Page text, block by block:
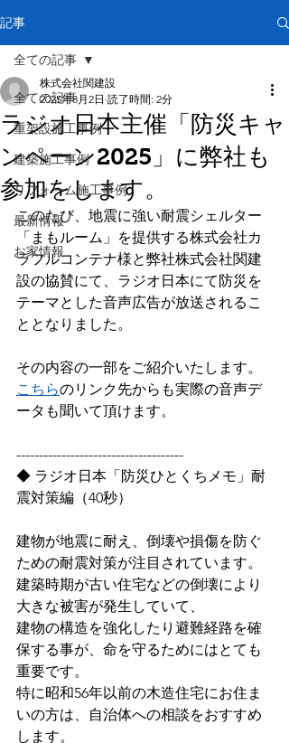
記事
全ての記事
重架設施工事例
建築施工事例
リフォーム施工事例
最新情報
お家情報
全ての記事
ラジオ日本主催「防災キャ
ンペーン2025」に弊社も
参加をします。
株式会社関建設
2025年8月2日 読了時間: 2分
このたび、地震に強い耐震シェルター
「まもルーム」を提供する株式会社カ
ラフルコンテナ様と弊社株式会社関建
設の協賛にて、ラジオ日本にて防災を
テーマとした音声広告が放送されるこ
ととなりました。
その内容の一部をご紹介いたします。
こちらのリンク先からも実際の音声デ
ータも聞いて頂けます。
-------------------------------------
◆ ラジオ日本「防災ひとくちメモ」耐
震対策編（40秒）
建物が地震に耐え、倒壊や損傷を防ぐ
ための耐震対策が注目されています。
建築時期が古い住宅などの倒壊により
大きな被害が発生していて、
建物の構造を強化したり避難経路を確
保する事が、命を守るためにはとても
重要です。
特に昭和56年以前の木造住宅にお住ま
いの方は、自治体への相談をおすすめ
します。